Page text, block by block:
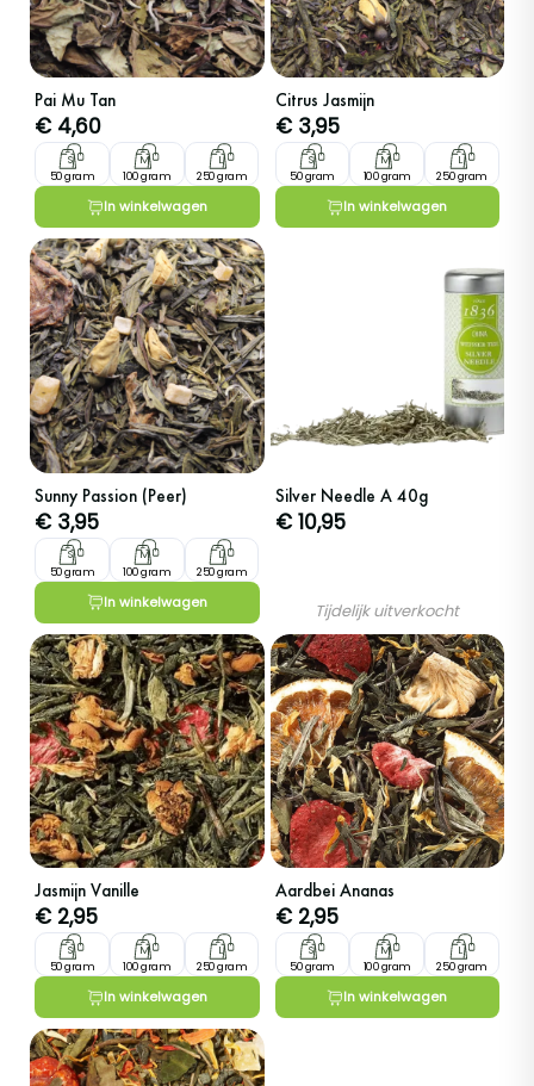
Pai Mu Tan
€ 4,60
S
50 gram
M
100 gram
L
250 gram
In winkelwagen
Citrus Jasmijn
€ 3,95
S
50 gram
M
100 gram
L
250 gram
In winkelwagen
Sunny Passion (Peer)
€ 3,95
S
50 gram
M
100 gram
L
250 gram
In winkelwagen
Silver Needle A 40g
€ 10,95
Tijdelijk uitverkocht
Jasmijn Vanille
€ 2,95
S
50 gram
M
100 gram
L
250 gram
In winkelwagen
Aardbei Ananas
€ 2,95
S
50 gram
M
100 gram
L
250 gram
In winkelwagen